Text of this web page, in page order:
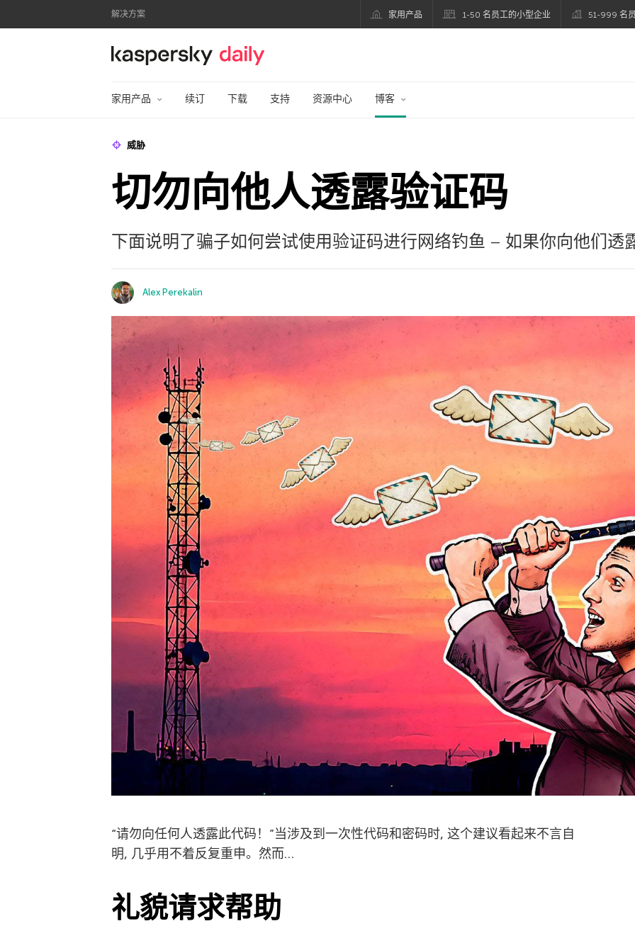
解决方案 家用产品 1-50 名员工的小型企业 51-999 名
卡巴斯基官方博客
家用产品 续订 下载 支持 资源中心 博客
威胁
切勿向他人透露验证码
下面说明了骗子如何尝试使用验证码进行网络钓鱼 – 如果你向他们透
Alex Perekalin
“请勿向任何人透露此代码！”当涉及到一次性代码和密码时, 这个建议看起来不言自
明, 几乎用不着反复重申。然而…
礼貌请求帮助